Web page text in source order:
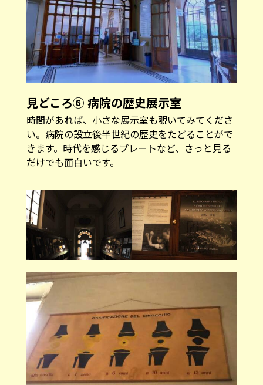
見どころ⑥ 病院の歴史展示室
時間があれば、小さな展示室も覗いてみてくださ
い。病院の設立後半世紀の歴史をたどることがで
きます。時代を感じるプレートなど、さっと見る
だけでも面白いです。
子供の骨の形成過程が描かれた古いパネル
帰り方